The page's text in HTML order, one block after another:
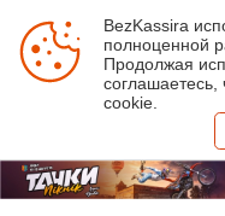
BezKassira
полноценной
Продолжая
cookie.